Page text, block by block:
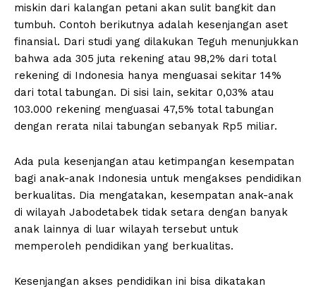
miskin dari kalangan petani akan sulit bangkit dan
tumbuh. Contoh berikutnya adalah kesenjangan aset
finansial. Dari studi yang dilakukan Teguh menunjukkan
bahwa ada 305 juta rekening atau 98,2% dari total
rekening di Indonesia hanya menguasai sekitar 14%
dari total tabungan. Di sisi lain, sekitar 0,03% atau
103.000 rekening menguasai 47,5% total tabungan
dengan rerata nilai tabungan sebanyak Rp5 miliar.
Ada pula kesenjangan atau ketimpangan kesempatan
bagi anak-anak Indonesia untuk mengakses pendidikan
berkualitas. Dia mengatakan, kesempatan anak-anak
di wilayah Jabodetabek tidak setara dengan banyak
anak lainnya di luar wilayah tersebut untuk
memperoleh pendidikan yang berkualitas.
Kesenjangan akses pendidikan ini bisa dikatakan